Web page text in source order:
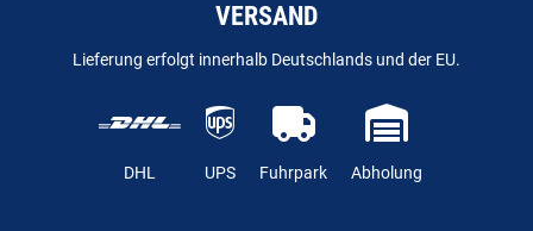
VERSAND
Lieferung erfolgt innerhalb Deutschlands und der EU.
DHL UPS Fuhrpark Abholung